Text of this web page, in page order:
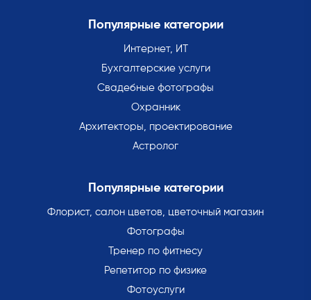
Популярные категории
Интернет, ИТ
Бухгалтерские услуги
Свадебные фотографы
Охранник
Архитекторы, проектирование
Астролог
Популярные категории
Флорист, салон цветов, цветочный магазин
Фотографы
Тренер по фитнесу
Репетитор по физике
Фотоуслуги